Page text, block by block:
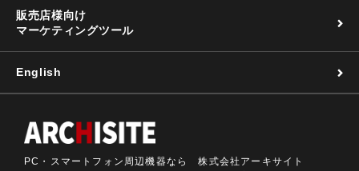
販売店様向け
マーケティングツール
English
PC・スマートフォン周辺機器なら 株式会社アーキサイト